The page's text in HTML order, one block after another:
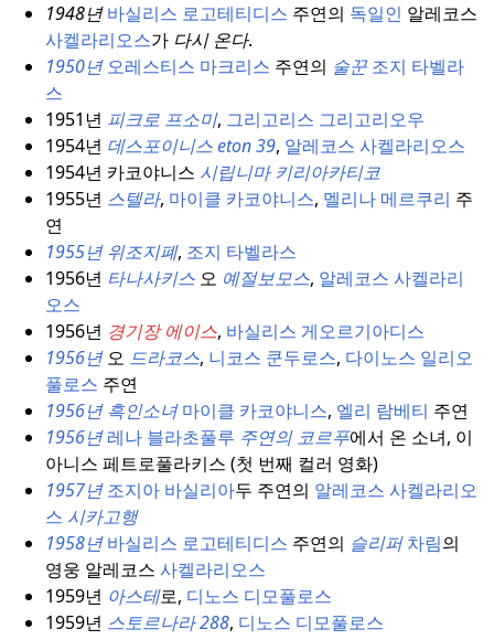
1948년 바실리스 로고테티디스 주연의 독일인 알레코스
사켈라리오스가 다시 온다.
1950년 오레스티스 마크리스 주연의 술꾼 조지 타벨라
스
1951년 피크로 프소미, 그리고리스 그리고리오우
1954년 데스포이니스 eton 39, 알레코스 사켈라리오스
1954년 카코야니스 시립니마 키리아카티코
1955년 스텔라, 마이클 카코야니스, 멜리나 메르쿠리 주
연
1955년 위조지폐, 조지 타벨라스
1956년 타나사키스오 예절보모스, 알레코스 사켈라리
오스
1956년 경기장 에이스, 바실리스 게오르기아디스
1956년오 드라코스, 니코스 쿤두로스, 다이노스 일리오
풀로스 주연
1956년 흑인소녀 마이클 카코야니스, 엘리 람베티 주연
1956년 레나 블라초풀루 주연의 코르푸에서 온 소녀, 이
아니스 페트로풀라키스 (첫 번째 컬러 영화)
1957년조지아 바실리아두 주연의 알레코스 사켈라리오
스 시카고행
1958년 바실리스 로고테티디스 주연의 슬리퍼 차림의
영웅 알레코스 사켈라리오스
1959년 아스테로, 디노스 디모풀로스
1959년 스토르나라 288, 디노스 디모풀로스